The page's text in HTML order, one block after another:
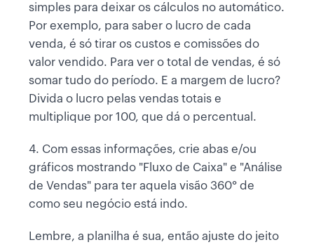
simples para deixar os cálculos no automático.
Por exemplo, para saber o lucro de cada
venda, é só tirar os custos e comissões do
valor vendido. Para ver o total de vendas, é só
somar tudo do período. E a margem de lucro?
Divida o lucro pelas vendas totais e
multiplique por 100, que dá o percentual.
4. Com essas informações, crie abas e/ou
gráficos mostrando "Fluxo de Caixa" e "Análise
de Vendas" para ter aquela visão 360° de
como seu negócio está indo.
Lembre, a planilha é sua, então ajuste do jeito